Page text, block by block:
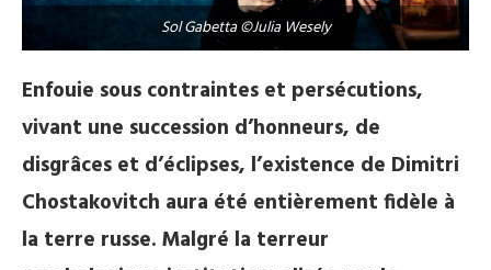
Sol Gabetta ©Julia Wesely
Enfouie sous contraintes et persécutions,
vivant une succession d’honneurs, de
disgrâces et d’éclipses, l’existence de Dimitri
Chostakovitch aura été entièrement fidèle à
la terre russe. Malgré la terreur